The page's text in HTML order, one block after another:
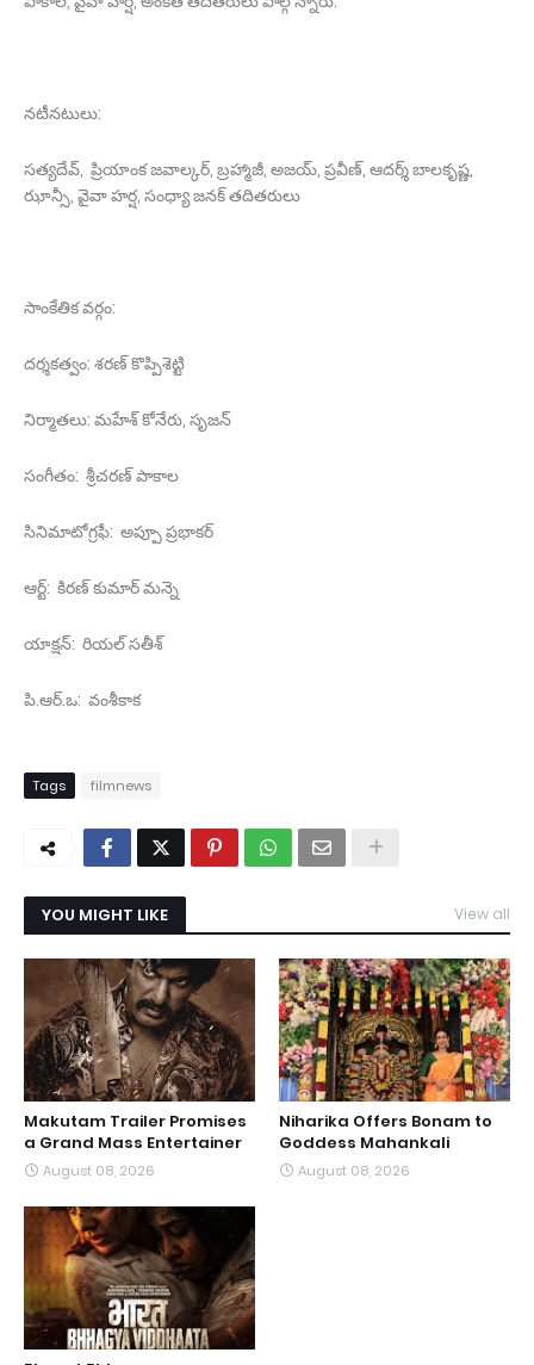
నటీనటులు:
సత్యదేవ్‌, ప్రియాంక జ‌వాల్కర్‌, బ్రహ్మాజీ, అజయ్‌, ప్రవీణ్‌, ఆదర్శ్‌ బాలకృష్ణ,
ఝాన్సీ, వైవా హర్ష, సంధ్యా జనక్‌ తదితరులు
సాంకేతిక వర్గం:
దర్శకత్వం: శరణ్‌ కొప్పిశెట్టి
నిర్మాతలు: మహేశ్‌ కోనేరు, సృజన్‌
సంగీతం: శ్రీచరణ్‌ పాకాల
సినిమాటోగ్రఫీ: అప్పూ ప్రభాకర్‌
ఆర్ట్‌: కిరణ్‌ కుమార్‌ మన్నె
యాక్షన్‌: రియల్‌ సతీశ్‌
పి.ఆర్‌.ఒ: వంశీకాక
Tags filmnews
YOU MIGHT LIKE View all
Makutam Trailer Promises
a Grand Mass Entertainer
August 08, 2026
Niharika Offers Bonam to
Goddess Mahankali
August 08, 2026